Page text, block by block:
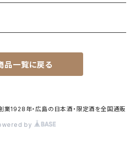
品一覧に戻る
業1928年・広島の日本酒・限定酒を全国通販
by